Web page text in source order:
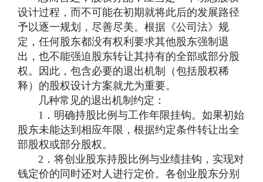
设计过程，而不可能在初期就将此后的发展路径
予以逐一规划，尽善尽美。根据《公司法》规
定，任何股东都没有权利要求其他股东强制退
出，也不能强迫股东转让其持有的全部或部分股
权。因此，包含必要的退出机制（包括股权稀
释）的股权设计方案就尤为重要。
几种常见的退出机制约定：
1．明确持股比例与工作年限挂钩。如果初始
股东未能达到相应年限，根据约定条件转让出全
部股权或部分股权。
2．将创业股东持股比例与业绩挂钩，实现对
钱定价的同时还对人进行定价。各创业股东分别